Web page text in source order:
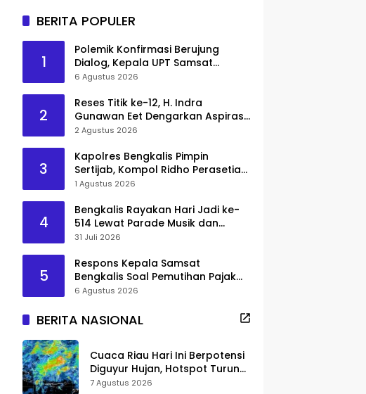
BERITA POPULER
1
Polemik Konfirmasi Berujung
Dialog, Kepala UPT Samsat
Bengkalis Minta Maaf
6 Agustus 2026
2
Reses Titik ke-12, H. Indra
Gunawan Eet Dengarkan Aspirasi
Senggoro
2 Agustus 2026
3
Kapolres Bengkalis Pimpin
Sertijab, Kompol Ridho Perasetia
Jadi Wakapolres
1 Agustus 2026
4
Bengkalis Rayakan Hari Jadi ke-
514 Lewat Parade Musik dan
Pameran Kuliner
31 Juli 2026
5
Respons Kepala Samsat
Bengkalis Soal Pemutihan Pajak
Disorot
6 Agustus 2026
BERITA NASIONAL
Cuaca Riau Hari Ini Berpotensi
Diguyur Hujan, Hotspot Turun
Jadi 25 Titik
7 Agustus 2026